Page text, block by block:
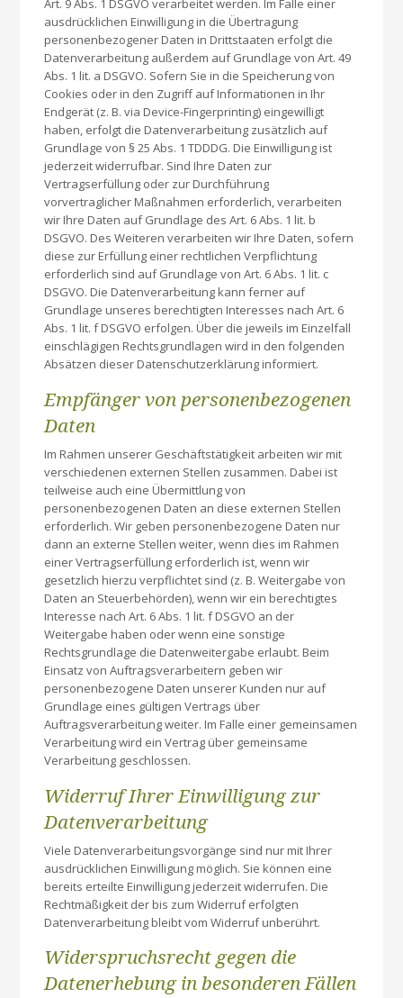
Art. 9 Abs. 1 DSGVO verarbeitet werden. Im Falle einer
ausdrücklichen Einwilligung in die Übertragung
personenbezogener Daten in Drittstaaten erfolgt die
Datenverarbeitung außerdem auf Grundlage von Art. 49
Abs. 1 lit. a DSGVO. Sofern Sie in die Speicherung von
Cookies oder in den Zugriff auf Informationen in Ihr
Endgerät (z. B. via Device-Fingerprinting) eingewilligt
haben, erfolgt die Datenverarbeitung zusätzlich auf
Grundlage von § 25 Abs. 1 TDDDG. Die Einwilligung ist
jederzeit widerrufbar. Sind Ihre Daten zur
Vertragserfüllung oder zur Durchführung
vorvertraglicher Maßnahmen erforderlich, verarbeiten
wir Ihre Daten auf Grundlage des Art. 6 Abs. 1 lit. b
DSGVO. Des Weiteren verarbeiten wir Ihre Daten, sofern
diese zur Erfüllung einer rechtlichen Verpflichtung
erforderlich sind auf Grundlage von Art. 6 Abs. 1 lit. c
DSGVO. Die Datenverarbeitung kann ferner auf
Grundlage unseres berechtigten Interesses nach Art. 6
Abs. 1 lit. f DSGVO erfolgen. Über die jeweils im Einzelfall
einschlägigen Rechtsgrundlagen wird in den folgenden
Absätzen dieser Datenschutzerklärung informiert.
Empfänger von personenbezogenen
Daten
Im Rahmen unserer Geschäftstätigkeit arbeiten wir mit
verschiedenen externen Stellen zusammen. Dabei ist
teilweise auch eine Übermittlung von
personenbezogenen Daten an diese externen Stellen
erforderlich. Wir geben personenbezogene Daten nur
dann an externe Stellen weiter, wenn dies im Rahmen
einer Vertragserfüllung erforderlich ist, wenn wir
gesetzlich hierzu verpflichtet sind (z. B. Weitergabe von
Daten an Steuerbehörden), wenn wir ein berechtigtes
Interesse nach Art. 6 Abs. 1 lit. f DSGVO an der
Weitergabe haben oder wenn eine sonstige
Rechtsgrundlage die Datenweitergabe erlaubt. Beim
Einsatz von Auftragsverarbeitern geben wir
personenbezogene Daten unserer Kunden nur auf
Grundlage eines gültigen Vertrags über
Auftragsverarbeitung weiter. Im Falle einer gemeinsamen
Verarbeitung wird ein Vertrag über gemeinsame
Verarbeitung geschlossen.
Widerruf Ihrer Einwilligung zur
Datenverarbeitung
Viele Datenverarbeitungsvorgänge sind nur mit Ihrer
ausdrücklichen Einwilligung möglich. Sie können eine
bereits erteilte Einwilligung jederzeit widerrufen. Die
Rechtmäßigkeit der bis zum Widerruf erfolgten
Datenverarbeitung bleibt vom Widerruf unberührt.
Widerspruchsrecht gegen die
Datenerhebung in besonderen Fällen